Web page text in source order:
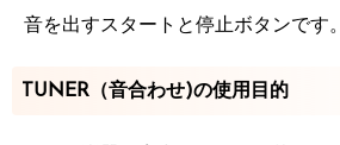
音を出すスタートと停止ボタンです。
TUNER（音合わせ)の使用目的